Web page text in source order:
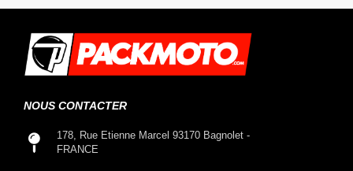
NOUS CONTACTER
178, Rue Etienne Marcel 93170 Bagnolet -
FRANCE